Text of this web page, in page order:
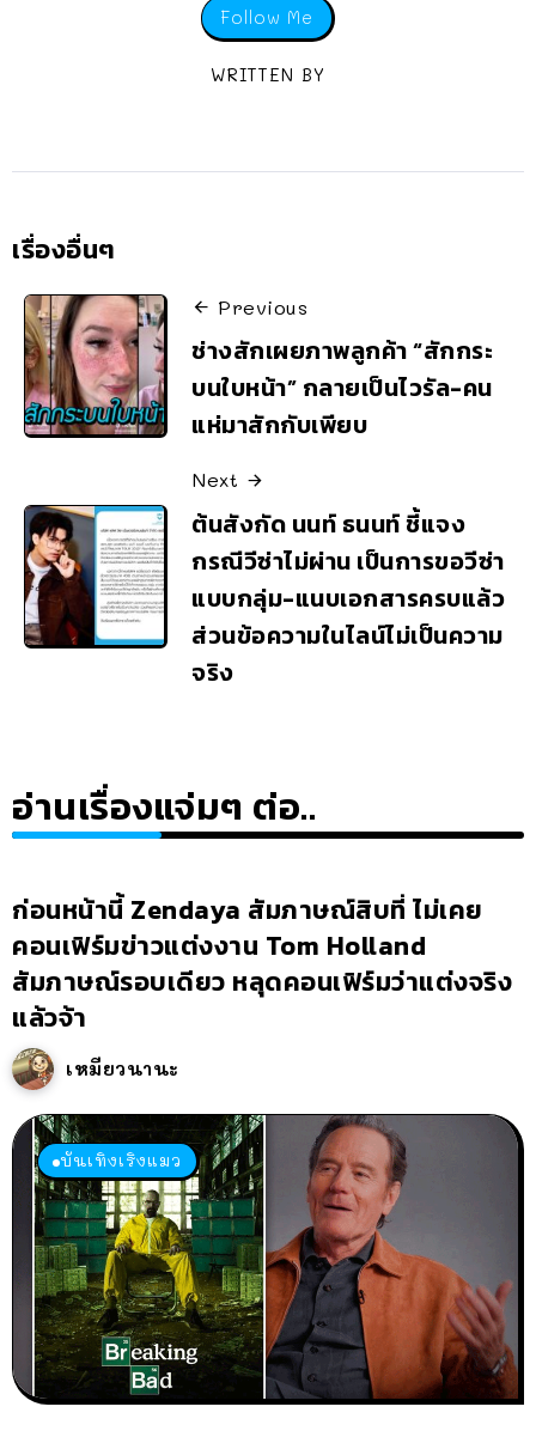
Follow Me
WRITTEN BY
เรื่องอื่นๆ
Previous
ช่างสักเผยภาพลูกค้า “สักกระ
บนใบหน้า” กลายเป็นไวรัล-คน
แห่มาสักกับเพียบ
Next
ต้นสังกัด นนท์ ธนนท์ ชี้แจง
กรณีวีซ่าไม่ผ่าน เป็นการขอวีซ่า
แบบกลุ่ม-แนบเอกสารครบแล้ว
ส่วนข้อความในไลน์ไม่เป็นความ
จริง
อ่านเรื่องแจ่มๆ ต่อ..
ก่อนหน้านี้ Zendaya สัมภาษณ์สิบที่ ไม่เคย
คอนเฟิร์มข่าวแต่งงาน Tom Holland
สัมภาษณ์รอบเดียว หลุดคอนเฟิร์มว่าแต่งจริง
แล้วจ้า
เหมียวนานะ
บันเทิงเริงแมว